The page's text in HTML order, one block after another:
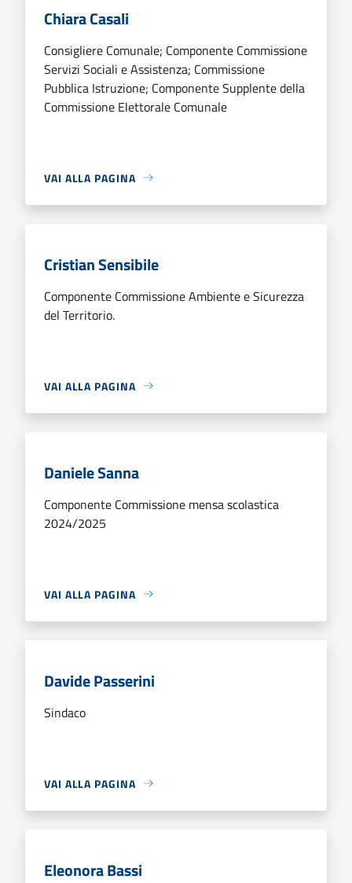
Chiara Casali
Consigliere Comunale; Componente Commissione
Servizi Sociali e Assistenza; Commissione
Pubblica Istruzione; Componente Supplente della
Commissione Elettorale Comunale
VAI ALLA PAGINA
Cristian Sensibile
Componente Commissione Ambiente e Sicurezza
del Territorio.
VAI ALLA PAGINA
Daniele Sanna
Componente Commissione mensa scolastica
2024/2025
VAI ALLA PAGINA
Davide Passerini
Sindaco
VAI ALLA PAGINA
Eleonora Bassi